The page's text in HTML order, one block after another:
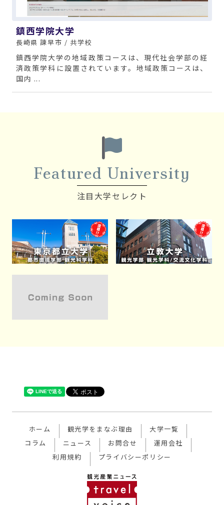
鎮西学院大学
長崎県 諫早市 / 共学校
鎮西学院大学の地域政策コースは、現代社会学部の経
済政策学科に設置されています。地域政策コースは、
国内 ...
Featured University
注目大学セレクト
ホーム 観光学をまなぶ理由
大学一覧
コラム
ニュース お問合せ
運用会社
利用規約
プライバシーポリシー